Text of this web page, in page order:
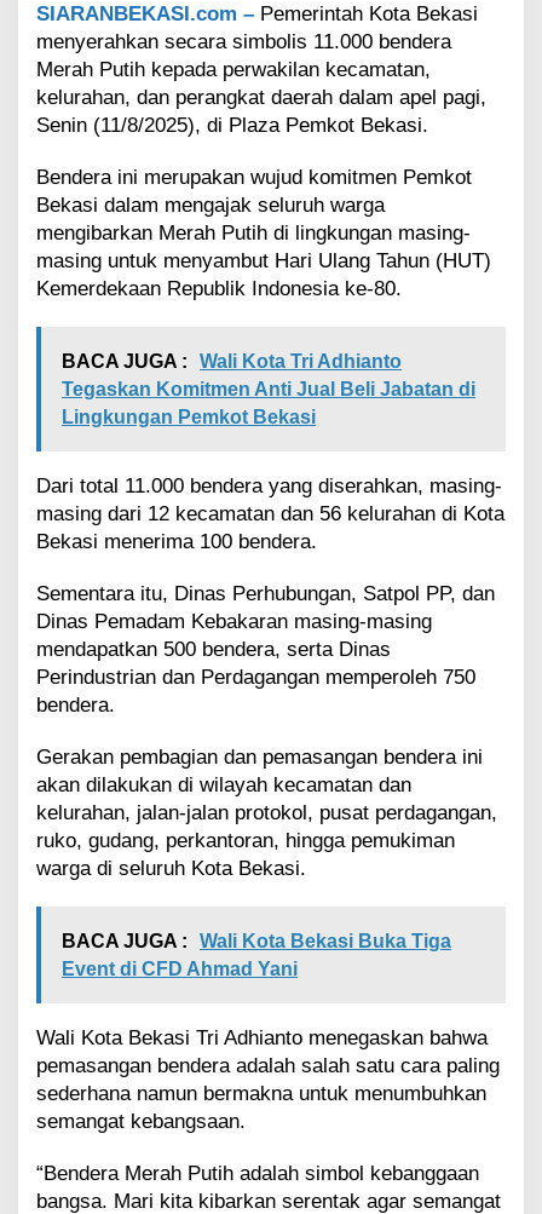
k
a
n
U
n
t
k
W
a
a
t
a
B
a
M
l
a
l
i
r
a
n
g
k
a
a
e
h
SIARANBEKASI.com – Pemerintah Kota Bekasi
menyerahkan secara simbolis 11.000 bendera
Merah Putih kepada perwakilan kecamatan,
kelurahan, dan perangkat daerah dalam apel pagi,
Senin (11/8/2025), di Plaza Pemkot Bekasi.
Bendera ini merupakan wujud komitmen Pemkot
Bekasi dalam mengajak seluruh warga
mengibarkan Merah Putih di lingkungan masing-
masing untuk menyambut Hari Ulang Tahun (HUT)
Kemerdekaan Republik Indonesia ke-80.
BACA JUGA :
Wali Kota Tri Adhianto
Tegaskan Komitmen Anti Jual Beli Jabatan di
Lingkungan Pemkot Bekasi
Dari total 11.000 bendera yang diserahkan, masing-
masing dari 12 kecamatan dan 56 kelurahan di Kota
Bekasi menerima 100 bendera.
Sementara itu, Dinas Perhubungan, Satpol PP, dan
Dinas Pemadam Kebakaran masing-masing
mendapatkan 500 bendera, serta Dinas
Perindustrian dan Perdagangan memperoleh 750
bendera.
Gerakan pembagian dan pemasangan bendera ini
akan dilakukan di wilayah kecamatan dan
kelurahan, jalan-jalan protokol, pusat perdagangan,
ruko, gudang, perkantoran, hingga pemukiman
warga di seluruh Kota Bekasi.
BACA JUGA :
Wali Kota Bekasi Buka Tiga
Event di CFD Ahmad Yani
Wali Kota Bekasi Tri Adhianto menegaskan bahwa
pemasangan bendera adalah salah satu cara paling
sederhana namun bermakna untuk menumbuhkan
semangat kebangsaan.
“Bendera Merah Putih adalah simbol kebanggaan
bangsa. Mari kita kibarkan serentak agar semangat